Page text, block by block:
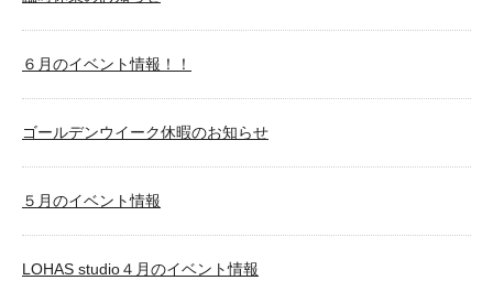
６月のイベント情報！！
ゴールデンウイーク休暇のお知らせ
５月のイベント情報
LOHAS studio４月のイベント情報